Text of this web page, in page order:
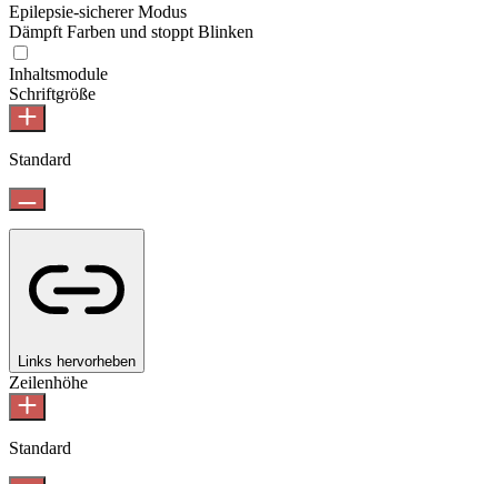
Epilepsie-sicherer Modus
Dämpft Farben und stoppt Blinken
Inhaltsmodule
Schriftgröße
Standard
Links hervorheben
Zeilenhöhe
Standard